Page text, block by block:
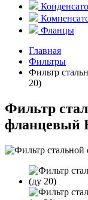
Фланцы
Главная
Фильтры
Фильтр
20)
Фильтр
фланцевый